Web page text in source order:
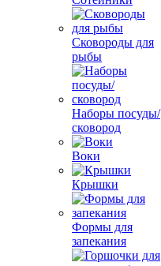
Сковороды для
рыбы
Наборы посуды/
сковород
Воки
Крышки
Формы для
запекания